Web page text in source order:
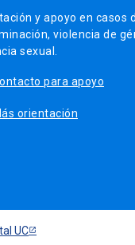
y apoyo en casos
violencia de
sexual.
para apoyo
orientación
UC